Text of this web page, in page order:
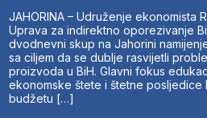
JAHORINA – Udruženje ekonomista
Uprava za indirektno oporezivanje
dvodnevni skup na Jahorini
sa ciljem da se dublje rasvijetli
proizvoda u BiH. Glavni fokus
ekonomske štete i štetne posljedice
budžetu […]